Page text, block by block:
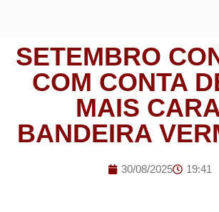
SETEMBRO
COM CONTA
MAIS
BANDEIRA
30/08/2025 19:41